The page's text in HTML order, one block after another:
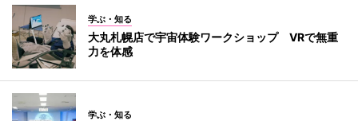
学ぶ・知る
大丸札幌店で宇宙体験ワークショップ VRで無重
力を体感
学ぶ・知る